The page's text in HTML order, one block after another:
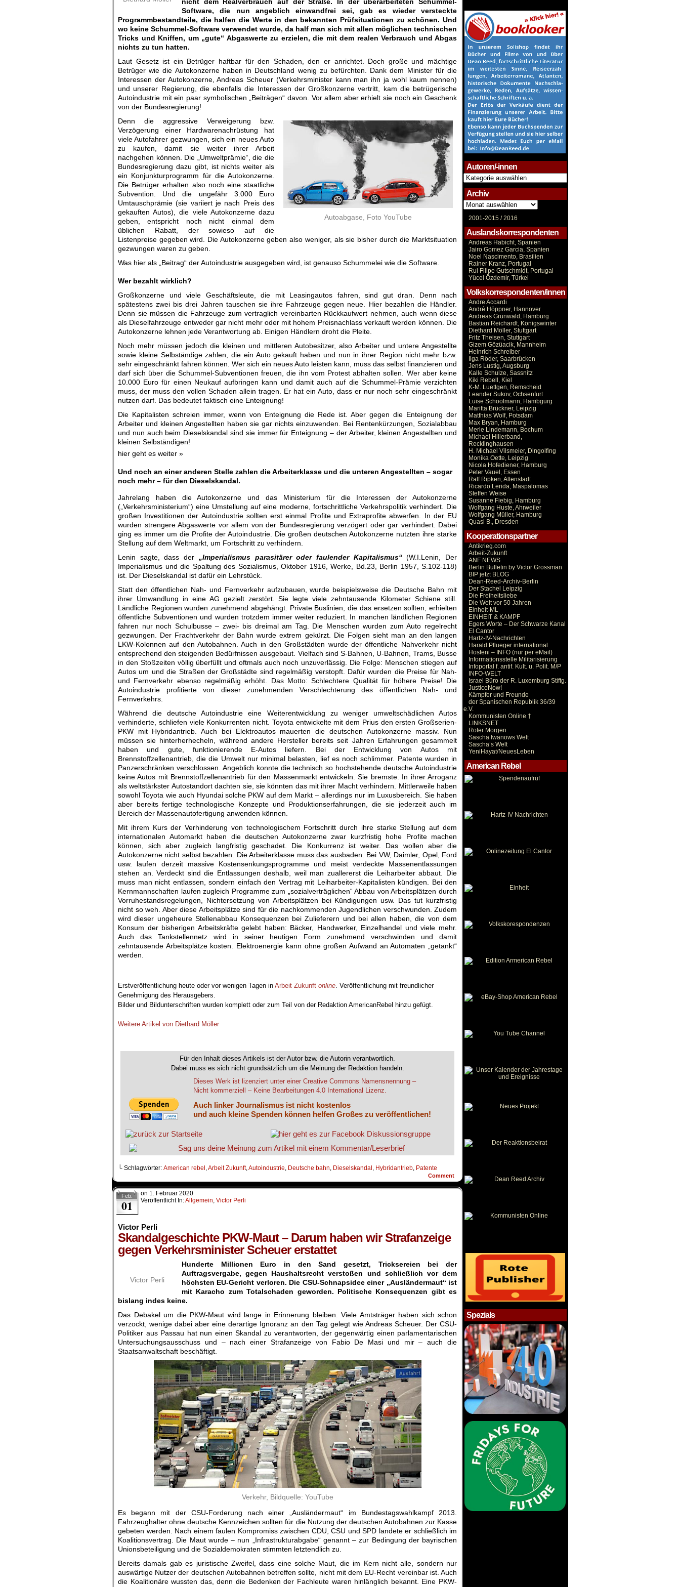
Software, die nun angeblich einwandfrei sei, gab es wieder versteckte
Programmbestandteile, die halfen die Werte in den bekannten Prüfsituationen zu schönen. Und
wo keine Schummel-Software verwendet wurde, da half man sich mit allen möglichen technischen
Tricks und Kniffen, um „gute“ Abgaswerte zu erzielen, die mit dem realen Verbrauch und Abgas
nichts zu tun hatten.
Laut Gesetz ist ein Betrüger haftbar für den Schaden, den er anrichtet. Doch große und mächtige
Betrüger wie die Autokonzerne haben in Deutschland wenig zu befürchten. Dank dem Minister für die
Interessen der Autokonzerne, Andreas Scheuer (Verkehrsminister kann man ihn ja wohl kaum nennen)
und unserer Regierung, die ebenfalls die Interessen der Großkonzerne vertritt, kam die betrügerische
Autoindustrie mit ein paar symbolischen „Beiträgen“ davon. Vor allem aber erhielt sie noch ein Geschenk
von der Bundesregierung!
Autoabgase, Foto YouTube
Denn die aggressive Verweigerung bzw.
Verzögerung einer Hardwarenachrüstung hat
viele Autofahrer gezwungen, sich ein neues Auto
zu kaufen, damit sie weiter ihrer Arbeit
nachgehen können. Die „Umweltprämie“, die die
Bundesregierung dazu gibt, ist nichts weiter als
ein Konjunkturprogramm für die Autokonzerne.
Die Betrüger erhalten also noch eine staatliche
Subvention. Und die ungefähr 3.000 Euro
Umtauschprämie (sie variiert je nach Preis des
gekauften Autos), die viele Autokonzerne dazu
geben, entspricht noch nicht einmal dem
üblichen Rabatt, der sowieso auf die
Listenpreise gegeben wird. Die Autokonzerne geben also weniger, als sie bisher durch die Marktsituation
gezwungen waren zu geben.
Was hier als „Beitrag“ der Autoindustrie ausgegeben wird, ist genauso Schummelei wie die Software.
Wer bezahlt wirklich?
Großkonzerne und viele Geschäftsleute, die mit Leasingautos fahren, sind gut dran. Denn nach
spätestens zwei bis drei Jahren tauschen sie ihre Fahrzeuge gegen neue. Hier bezahlen die Händler.
Denn sie müssen die Fahrzeuge zum vertraglich vereinbarten Rückkaufwert nehmen, auch wenn diese
als Dieselfahrzeuge entweder gar nicht mehr oder mit hohem Preisnachlass verkauft werden können. Die
Autokonzerne lehnen jede Verantwortung ab. Einigen Händlern droht die Pleite.
Noch mehr müssen jedoch die kleinen und mittleren Autobesitzer, also Arbeiter und untere Angestellte
sowie kleine Selbständige zahlen, die ein Auto gekauft haben und nun in ihrer Region nicht mehr bzw.
sehr eingeschränkt fahren können. Wer sich ein neues Auto leisten kann, muss das selbst finanzieren und
darf sich über die Schummel-Subventionen freuen, die ihn vom Protest abhalten sollen. Wer aber keine
10.000 Euro für einen Neukauf aufbringen kann und damit auch auf die Schummel-Prämie verzichten
muss, der muss den vollen Schaden allein tragen. Er hat ein Auto, dass er nur noch sehr eingeschränkt
nutzen darf. Das bedeutet faktisch eine Enteignung!
Die Kapitalisten schreien immer, wenn von Enteignung die Rede ist. Aber gegen die Enteignung der
Arbeiter und kleinen Angestellten haben sie gar nichts einzuwenden. Bei Rentenkürzungen, Sozialabbau
und nun auch beim Dieselskandal sind sie immer für Enteignung – der Arbeiter, kleinen Angestellten und
kleinen Selbständigen!
hier geht es weiter »
Und noch an einer anderen Stelle zahlen die Arbeiterklasse und die unteren Angestellten – sogar
noch mehr – für den Dieselskandal.
Jahrelang haben die Autokonzerne und das Ministerium für die Interessen der Autokonzerne
(„Verkehrsministerium“) eine Umstellung auf eine moderne, fortschrittliche Verkehrspolitik verhindert. Die
großen Investitionen der Autoindustrie sollten erst einmal Profite und Extraprofite abwerfen. In der EU
wurden strengere Abgaswerte vor allem von der Bundesregierung verzögert oder gar verhindert. Dabei
ging es immer um die Profite der Autoindustrie. Die großen deutschen Autokonzerne nutzten ihre starke
Stellung auf dem Weltmarkt, um Fortschritt zu verhindern.
Lenin sagte, dass der „Imperialismus parasitärer oder faulender Kapitalismus“(W.I.Lenin, Der
Imperialismus und die Spaltung des Sozialismus, Oktober 1916, Werke, Bd.23, Berlin 1957, S.102-118)
ist. Der Dieselskandal ist dafür ein Lehrstück.
Statt den öffentlichen Nah- und Fernverkehr aufzubauen, wurde beispielsweise die Deutsche Bahn mit
ihrer Umwandlung in eine AG gezielt zerstört. Sie legte viele zehntausende Kilometer Schiene still.
Ländliche Regionen wurden zunehmend abgehängt. Private Buslinien, die das ersetzen sollten, erhielten
öffentliche Subventionen und wurden trotzdem immer weiter reduziert. In manchen ländlichen Regionen
fahren nur noch Schulbusse – zwei- bis dreimal am Tag. Die Menschen wurden zum Auto regelrecht
gezwungen. Der Frachtverkehr der Bahn wurde extrem gekürzt. Die Folgen sieht man an den langen
LKW-Kolonnen auf den Autobahnen. Auch in den Großstädten wurde der öffentliche Nahverkehr nicht
entsprechend den steigenden Bedürfnissen ausgebaut. Vielfach sind S-Bahnen, U-Bahnen, Trams, Busse
in den Stoßzeiten völlig überfüllt und oftmals auch noch unzuverlässig. Die Folge: Menschen stiegen auf
Autos um und die Straßen der Großstädte sind regelmäßig verstopft. Dafür wurden die Preise für Nah-
und Fernverkehr ebenso regelmäßig erhöht. Das Motto: Schlechtere Qualität für höhere Preise! Die
Autoindustrie profitierte von dieser zunehmenden Verschlechterung des öffentlichen Nah- und
Fernverkehrs.
Während die deutsche Autoindustrie eine Weiterentwicklung zu weniger umweltschädlichen Autos
verhinderte, schliefen viele Konkurrenten nicht. Toyota entwickelte mit dem Prius den ersten Großserien-
PKW mit Hybridantrieb. Auch bei Elektroautos mauerten die deutschen Autokonzerne massiv. Nun
müssen sie hinterherhecheln, während andere Hersteller bereits seit Jahren Erfahrungen gesammelt
haben und gute, funktionierende E-Autos liefern. Bei der Entwicklung von Autos mit
Brennstoffzellenantrieb, die die Umwelt nur minimal belasten, lief es noch schlimmer. Patente wurden in
Panzerschränken verschlossen. Angeblich konnte die technisch so hochstehende deutsche Autoindustrie
keine Autos mit Brennstoffzellenantrieb für den Massenmarkt entwickeln. Sie bremste. In ihrer Arroganz
als weltstärkster Autostandort dachten sie, sie könnten das mit ihrer Macht verhindern. Mittlerweile haben
sowohl Toyota wie auch Hyundai solche PKW auf dem Markt – allerdings nur im Luxusbereich. Sie haben
aber bereits fertige technologische Konzepte und Produktionserfahrungen, die sie jederzeit auch im
Bereich der Massenautofertigung anwenden können.
Mit ihrem Kurs der Verhinderung von technologischem Fortschritt durch ihre starke Stellung auf dem
internationalen Automarkt haben die deutschen Autokonzerne zwar kurzfristig hohe Profite machen
können, sich aber zugleich langfristig geschadet. Die Konkurrenz ist weiter. Das wollen aber die
Autokonzerne nicht selbst bezahlen. Die Arbeiterklasse muss das ausbaden. Bei VW, Daimler, Opel, Ford
usw. laufen derzeit massive Kostensenkungsprogramme und meist verdeckte Massenentlassungen
stehen an. Verdeckt sind die Entlassungen deshalb, weil man zuallererst die Leiharbeiter abbaut. Die
muss man nicht entlassen, sondern einfach den Vertrag mit Leiharbeiter-Kapitalisten kündigen. Bei den
Kernmannschaften laufen zugleich Programme zum „sozialverträglichen“ Abbau von Arbeitsplätzen durch
Vorruhestandsregelungen, Nichtersetzung von Arbeitsplätzen bei Kündigungen usw. Das tut kurzfristig
nicht so weh. Aber diese Arbeitsplätze sind für die nachkommenden Jugendlichen verschwunden. Zudem
wird dieser ungeheure Stellenabbau Konsequenzen bei Zulieferern und bei allen haben, die von dem
Konsum der bisherigen Arbeitskräfte gelebt haben: Bäcker, Handwerker, Einzelhandel und viele mehr.
Auch das Tankstellennetz wird in seiner heutigen Form zunehmend verschwinden und damit
zehntausende Arbeitsplätze kosten. Elektroenergie kann ohne großen Aufwand an Automaten „getankt“
werden.
Erstveröffentlichung heute oder vor wenigen Tagen in Arbeit Zukunft online. Veröffentlichung mit freundlicher
Genehmigung des Herausgebers.
Bilder und Bildunterschriften wurden komplett oder zum Teil von der Redaktion AmericanRebel hinzu gefügt.
Weitere Artikel von Diethard Möller
Für den Inhalt dieses Artikels ist der Autor bzw. die Autorin verantwortlich.
Dabei muss es sich nicht grundsätzlich um die Meinung der Redaktion handeln.
Dieses Werk ist lizenziert unter einer Creative Commons Namensnennung –
Nicht kommerziell – Keine Bearbeitungen 4.0 International Lizenz.
Auch linker Journalismus ist nicht kostenlos
und auch kleine Spenden können helfen Großes zu veröffentlichen!
└ Schlagwörter: American rebel ,Arbeit Zukunft,Autoindustrie, Deutsche bahn, Dieselskandal , Hybridantrieb, Patente
Comment
Feb.
01
on 1. Februar 2020
Veröffentlicht In:Allgemein, Victor Perli
Victor Perli
Skandalgeschichte PKW-Maut – Darum haben wir Strafanzeige
gegen Verkehrsminister Scheuer erstattet
Victor Perli
Hunderte Millionen Euro in den Sand gesetzt, Tricksereien bei der
Auftragsvergabe, gegen Haushaltsrecht verstoßen und schließlich vor dem
höchsten EU-Gericht verloren. Die CSU-Schnapsidee einer „Ausländermaut“ ist
mit Karacho zum Totalschaden geworden. Politische Konsequenzen gibt es
bislang indes keine.
Das Debakel um die PKW-Maut wird lange in Erinnerung bleiben. Viele Amtsträger haben sich schon
verzockt, wenige dabei aber eine derartige Ignoranz an den Tag gelegt wie Andreas Scheuer. Der CSU-
Politiker aus Passau hat nun einen Skandal zu verantworten, der gegenwärtig einen parlamentarischen
Untersuchungsausschuss und – nach einer Strafanzeige von Fabio De Masi und mir – auch die
Staatsanwaltschaft beschäftigt.
Verkehr, Bildquelle: YouTube
Es begann mit der CSU-Forderung nach einer „Ausländermaut“ im Bundestagswahlkampf 2013.
Fahrzeughalter ohne deutsche Kennzeichen sollten für die Nutzung der deutschen Autobahnen zur Kasse
gebeten werden. Nach einem faulen Kompromiss zwischen CDU, CSU und SPD landete er schließlich im
Koalitionsvertrag. Die Maut wurde – nun „Infrastrukturabgabe“ genannt – zur Bedingung der bayrischen
Unionsbeteiligung und die Sozialdemokraten stimmten letztendlich zu.
Bereits damals gab es juristische Zweifel, dass eine solche Maut, die im Kern nicht alle, sondern nur
auswärtige Nutzer der deutschen Autobahnen betreffen sollte, nicht mit dem EU-Recht vereinbar ist. Auch
die Koalitionäre wussten das, denn die Bedenken der Fachleute waren hinlänglich bekannt. Eine PKW-
Autoren/-innen
Autoren/-
innen
Archiv
Archiv
2001-2015 /2016
Auslandskorrespondenten
Andreas Habicht, Spanien
Jairo Gomez Garcia, Spanien
Noel Nascimento, Brasilien
Rainer Kranz, Portugal
Rui Filipe Gutschmidt, Portugal
Yücel Özdemir, Türkei
Volkskorrespondenten/innen
Andre Accardi
André Höppner, Hannover
Andreas Grünwald, Hamburg
Bastian Reichardt, Königswinter
Diethard Möller, Stuttgart
Fritz Theisen, Stuttgart
Gizem Gözüacik, Mannheim
Heinrich Schreiber
Ilga Röder, Saarbrücken
Jens Lustig, Augsburg
Kalle Schulze, Sassnitz
Kiki Rebell, Kiel
K-M. Luettgen, Remscheid
Leander Sukov, Ochsenfurt
Luise Schoolmann, Hambgurg
Maritta Brückner, Leipzig
Matthias Wolf, Potsdam
Max Bryan, Hamburg
Merle Lindemann, Bochum
Michael Hillerband,
Recklinghausen
H. Michael Vilsmeier, Dingolfing
Monika Oette, Leipzig
Nicola Hofediener, Hamburg
Peter Vauel, Essen
Ralf Ripken, Altenstadt
Ricardo Lerida, Maspalomas
Steffen Weise
Susanne Fiebig, Hamburg
Wolfgang Huste, Ahrweiler
Wolfgang Müller, Hamburg
Quasi B., Dresden
Kooperationspartner
Antikrieg.com
Arbeit-Zukunft
ANF NEWS
Berlin Bulletin by Victor Grossman
BIP jetzt BLOG
Dean-Reed-Archiv-Berlin
Der Stachel Leipzig
Die Freiheitsliebe
Die Welt vor 50 Jahren
Einheit-ML
EINHEIT & KAMPF
Egers Worte – Der Schwarze Kanal
El Cantor
Hartz-IV-Nachrichten
Harald Pflueger international
Hosteni – INFO (nur per eMail)
Informationsstelle Militarisierung
Infoportal f. antif. Kult. u. Polit. M/P
INFO-WELT
Israel Büro der R. Luxemburg Stiftg.
JusticeNow!
Kämpfer und Freunde
der Spanischen Republik 36/39
e.V.
Kommunisten Online †
LINKSNET
Roter Morgen
Sascha Iwanows Welt
Sascha’s Welt
YeniHayat/NeuesLeben
American Rebel
Spezials